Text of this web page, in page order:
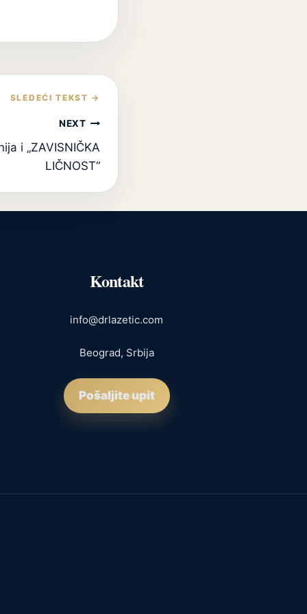
NEXT
i „ZAVISNIČKA
LIČNOST“
Kontakt
info@drlazetic.com
Beograd, Srbija
Pošaljite upit